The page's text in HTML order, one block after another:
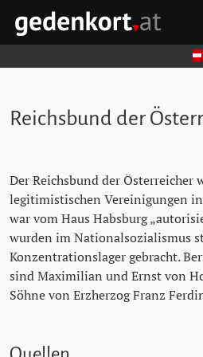
Zum Hauptinhalt springen
Zum Hauptmenü springen
Zu den Quicklinks springen
GEDENKORT - STARTSEITE
Reichsbund der
Der Reichsbund der Österreicher
legitimistischen Vereinigungen
war vom Haus Habsburg
wurden im Nationalsozialismus
Konzentrationslager gebracht.
sind Maximilian und Ernst von
Söhne von Erzherzog Franz